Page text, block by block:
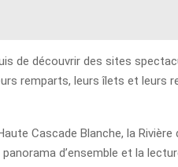
de découvrir des sites
remparts, leurs îlets et leurs
Cascade Blanche, la
d’ensemble et la